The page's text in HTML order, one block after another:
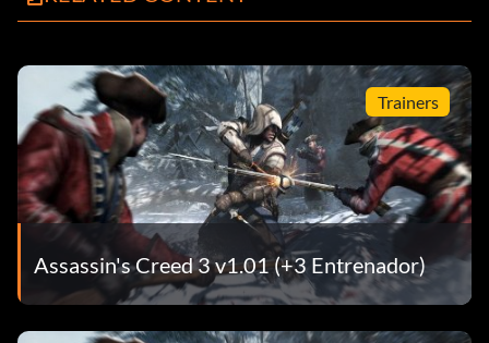
Trainers
Assassin's Creed 3 v1.01 (+3 Entrenador)